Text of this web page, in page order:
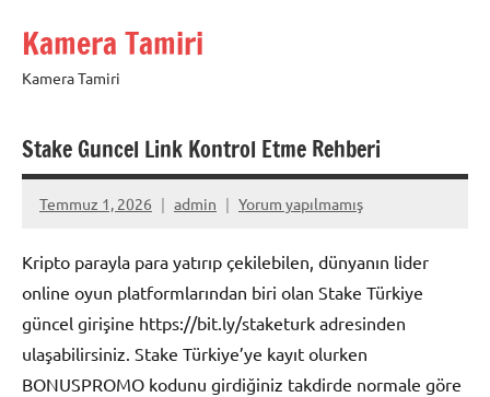
Kamera Tamiri
Kamera Tamiri
Stake Guncel Link Kontrol Etme Rehberi
Temmuz 1, 2026 admin Yorum yapılmamış
Kripto parayla para yatırıp çekilebilen, dünyanın lider
online oyun platformlarından biri olan Stake Türkiye
güncel girişine https://bit.ly/staketurk adresinden
ulaşabilirsiniz. Stake Türkiye’ye kayıt olurken
BONUSPROMO kodunu girdiğiniz takdirde normale göre